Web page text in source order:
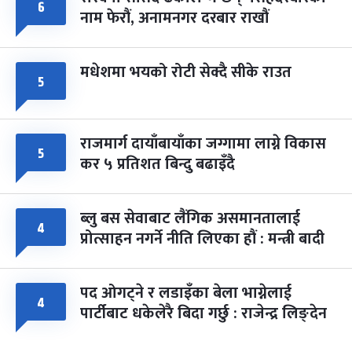
६ नाम फेरौं, अनामनगर दरबार राखौं
५ मधेशमा भयको रोटी सेक्दै सीके राउत
५ राजमार्ग दायाँबायाँका जग्गामा लाग्ने विकास
कर ५ प्रतिशत बिन्दु बढाइँदै
४ ब्लु बस सेवाबाट लैंगिक असमानतालाई
प्रोत्साहन नगर्ने नीति लिएका हौं : मन्त्री बादी
४ पद ओगट्ने र लडाइँका बेला भाग्नेलाई
पार्टीबाट धकेलेरै बिदा गर्छु : राजेन्द्र लिङ्देन